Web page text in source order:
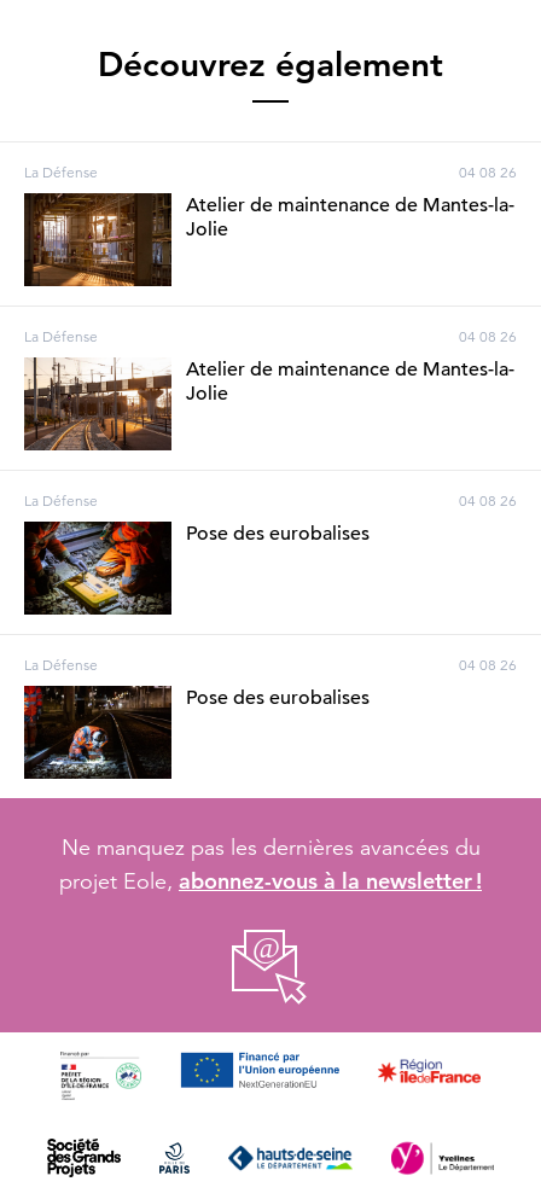
Découvrez également
La Défense 04 08 26
Atelier de maintenance de Mantes-la-
Jolie
La Défense 04 08 26
Atelier de maintenance de Mantes-la-
Jolie
La Défense 04 08 26
Pose des eurobalises
La Défense 04 08 26
Pose des eurobalises
Ne manquez pas les dernières avancées du
projet Eole, abonnez-vous à la newsletter !